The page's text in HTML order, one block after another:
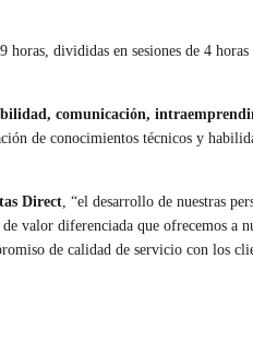
divididas en sesiones de 4
comunicación,
de conocimientos técnicos y
Direct , “el desarrollo de nuestras
valor diferenciada que ofrecemos a
de calidad de servicio con los